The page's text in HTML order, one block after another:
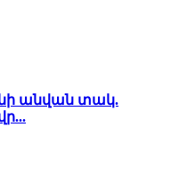
անվան տակ.